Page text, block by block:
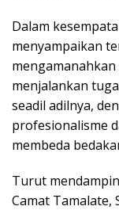
Dalam
menyampaikan
menjalankan
seadil adilnya,
profesionalisme
membeda
Turut
Camat Tamalate,